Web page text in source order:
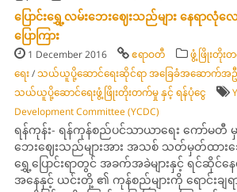
ပြောင်းရွှေ့လမ်းဘေးဈေးသည်များ နေရာလုံလ
ပြောကြား
1 December 2016 ဧရာဝတီ
ဖွံ့ဖြိုးတိုး
ရေး/သယ်ယူပို့ဆောင်ရေးဆိုင်ရာ အခြေခံအဆောက်အဦ
သယ်ယူပို့ဆောင်ရေးဖွံ့ဖြိုးတိုးတက်မှု နှင့် ရန်ပုံငွေ
Development Committee (YCDC)
ရန်ကုန်း- ရန်ကုန်စည်ပင်သာယာရေး ကော်မတီ
ဘေးဈေးသည်များအား အသစ် သတ်မှတ်ထားသေ
ရွှေ့ပြောင်းရာတွင် အခက်အခဲများနှင့် ရင်ဆိုင်နေ
အနေနှင့် ယင်းတို့ ၏ ကုန်စည်များကို ရောင်းခ